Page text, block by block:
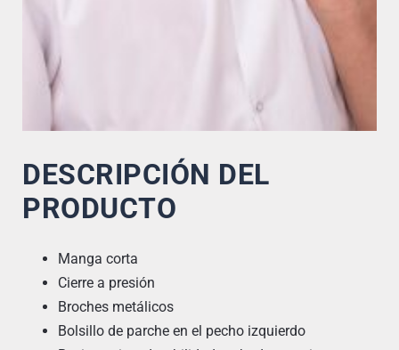
DESCRIPCIÓN DEL
PRODUCTO
Manga corta
Cierre a presión
Broches metálicos
Bolsillo de parche en el pecho izquierdo